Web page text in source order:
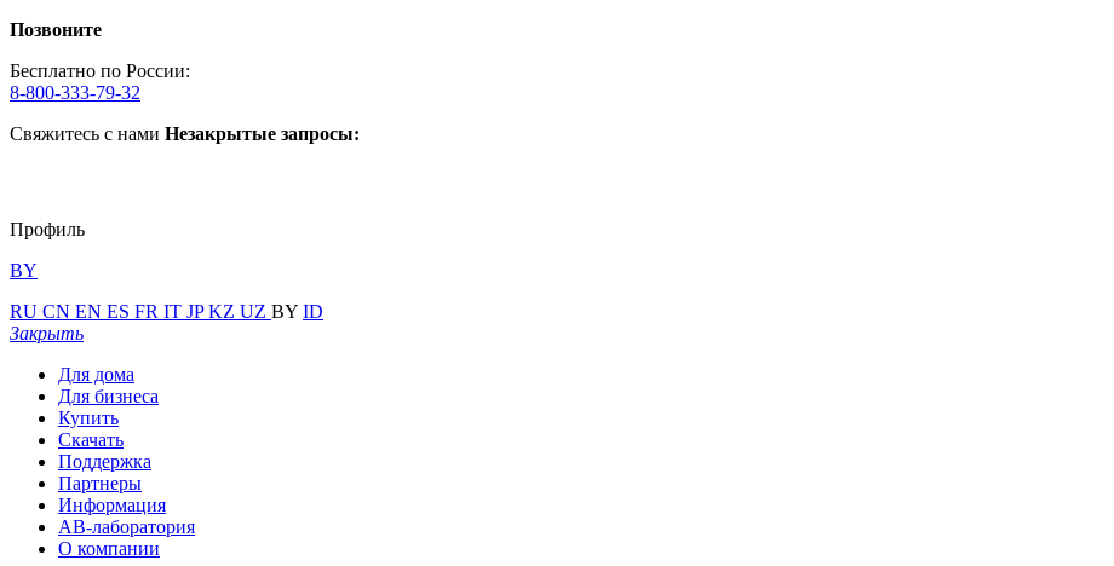
Позвоните
Бесплатно по России:
8-800-333-79-32
Свяжитесь с нами Незакрытые запросы:
Профиль
BY
RU CN EN ES FR IT JPKZ UZ BY ID
Закрыть
Для дома
Для бизнеса
Купить
Скачать
Поддержка
Партнеры
Информация
АВ-лаборатория
О компании